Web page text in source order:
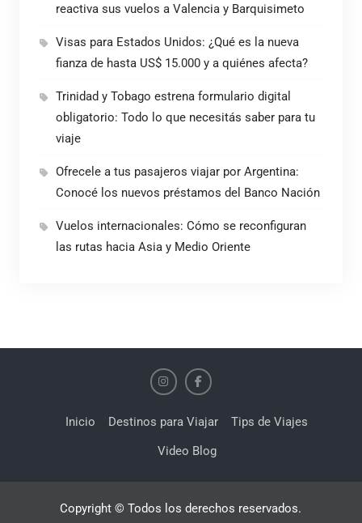
reactiva sus vuelos a Valencia y Barquisimeto
Visas para Estados Unidos: ¿Qué es la nueva
fianza de hasta US$ 15.000 y a quiénes afecta?
Trinidad y Tobago estrena formulario digital
obligatorio: Todo lo que necesitás saber para tu
viaje
Ofrecele a tus pasajeros viajar por Argentina:
Conocé los nuevos préstamos del Banco Nación
Vuelos internacionales: Cómo se reconfiguran
las rutas hacia Asia y Medio Oriente
Inicio Destinos para Viajar
Tips de Viajes
Video Blog
Copyright © Todos los derechos reservados.